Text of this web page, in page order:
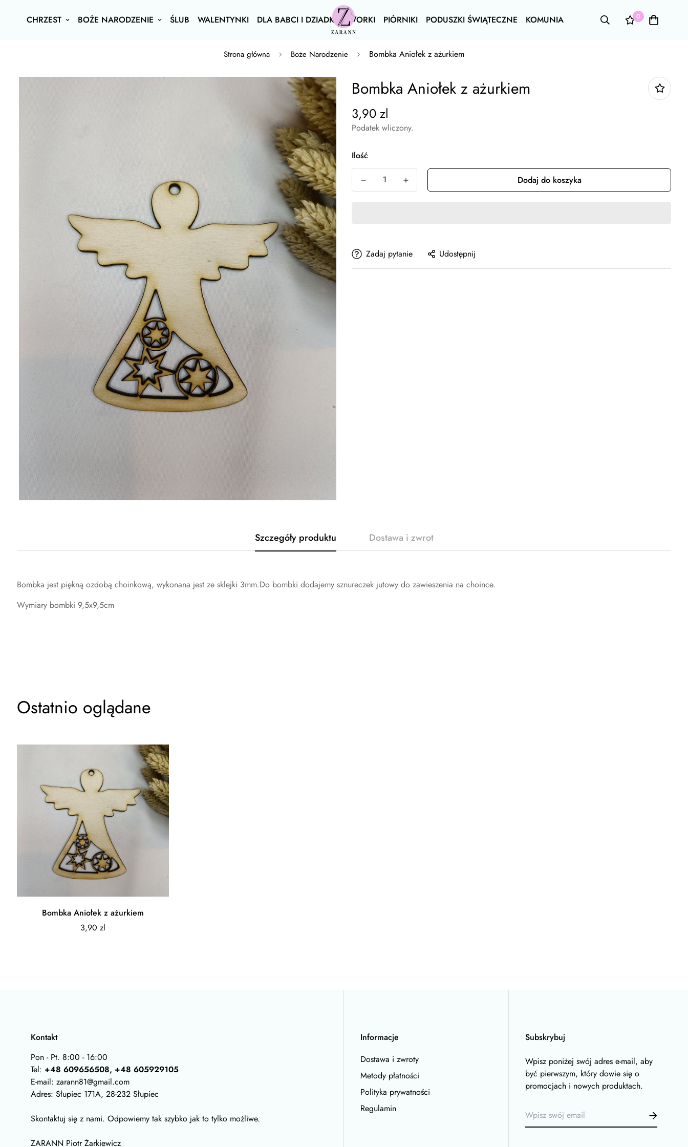
CHRZEST BOŻE NARODZENIE ŚLUB WALENTYNKI DLA BABCI I DZIADKA WORKI PIÓRNIKI PODUSZKI ŚWIĄTECZNE KOMUNIA 0
Strona główna Boże Narodzenie Bombka Aniołek z ażurkiem
Bombka Aniołek z ażurkiem
3,90 zl
Podatek wliczony.
Ilość
Dodaj do koszyka
Zadaj pytanie Udostępnij
Szczegóły produktu Dostawa i zwrot
Bombka jest piękną ozdobą choinkową, wykonana jest ze sklejki 3mm.Do bombki dodajemy sznureczek jutowy do zawieszenia na choince.
Wymiary bombki 9,5x9,5cm
Ostatnio oglądane
Bombka Aniołek z ażurkiem
3,90 zl
Kontakt
Pon - Pt. 8:00 - 16:00
Tel: +48 609656508, +48 605929105
E-mail: zarann81@gmail.com
Adres: Słupiec 171A, 28-232 Słupiec
Skontaktuj się z nami. Odpowiemy tak szybko jak to tylko możliwe.
ZARANN Piotr Żarkiewicz
Informacje
Dostawa i zwroty
Metody płatności
Polityka prywatności
Regulamin
Subskrybuj
Wpisz poniżej swój adres e-mail, aby
być pierwszym, który dowie się o
promocjach i nowych produktach.